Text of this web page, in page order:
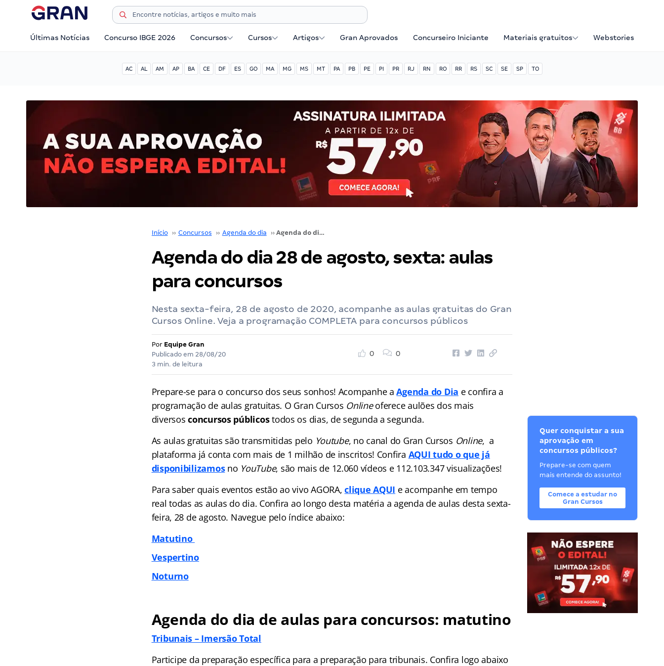
Últimas Notícias Concurso IBGE 2026 Concursos Cursos Artigos Gran Aprovados Concurseiro Iniciante Materiais gratuitos Webstories
AC AL AM AP BA CE DF ES GO MA MG MS MT PA PB PE PI PR RJ RN RO RR RS SC SE SP TO
Início ›› Concursos ›› Agenda do dia ›› Agenda do dia 28 de agosto, sexta: aulas para concursos
Agenda do dia 28 de agosto, sexta: aulas
para concursos
Nesta sexta-feira, 28 de agosto de 2020, acompanhe as aulas gratuitas do Gran
Cursos Online. Veja a programação COMPLETA para concursos públicos
Por Equipe Gran
Publicado em 28/08/20
3 min. de leitura
0 0
Prepare-se para o concurso dos seus sonhos! Acompanhe aAgenda do Dia e confira a
programação de aulas gratuitas. O Gran Cursos Onlineoferece aulões dos mais
diversosconcursos públicostodos os dias, de segunda a segunda.
As aulas gratuitas são transmitidas pelo Youtube, no canal do Gran Cursos Online, a
plataforma já conta com mais de 1 milhão de inscritos! Confira AQUI tudo o que já
disponibilizamosno YouTube, são mais de 12.060 vídeos e 112.103.347 visualizações!
Para saber quais eventos estão ao vivo AGORA,clique AQUI e acompanhe em tempo
real todas as aulas do dia. Confira ao longo desta matéria a agenda de aulas desta sexta-
feira, 28 de agosto. Navegue pelo índice abaixo:
Matutino
Vespertino
Noturno
Agenda do dia de aulas para concursos: matutino
Tribunais – Imersão Total
Participe da preparação específica para a preparação para tribunais. Confira logo abaixo
Quer conquistar a sua
aprovação em
concursos públicos?
Prepare-se com quem
mais entende do assunto!
Comece a estudar no
Gran Cursos